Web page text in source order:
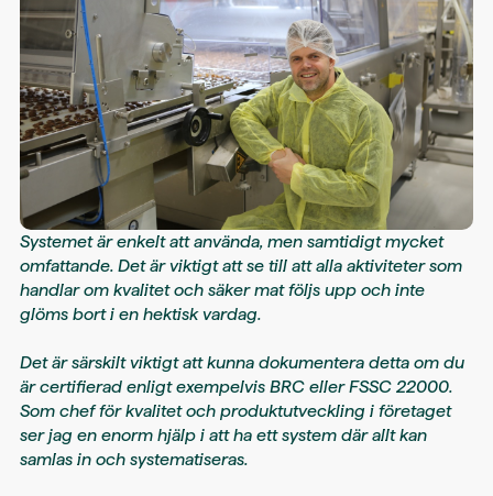
Systemet är enkelt att använda, men samtidigt mycket
omfattande. Det är viktigt att se till att alla aktiviteter som
handlar om kvalitet och säker mat följs upp och inte
glöms bort i en hektisk vardag.
Det är särskilt viktigt att kunna dokumentera detta om du
är certifierad enligt exempelvis BRC eller FSSC 22000.
Som chef för kvalitet och produktutveckling i företaget
ser jag en enorm hjälp i att ha ett system där allt kan
samlas in och systematiseras.